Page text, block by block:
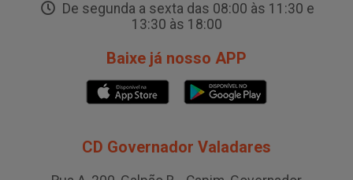
De segunda a sexta das 08:00 às 11:30 e
13:30 às 18:00
Baixe já nosso APP
CD Governador Valadares